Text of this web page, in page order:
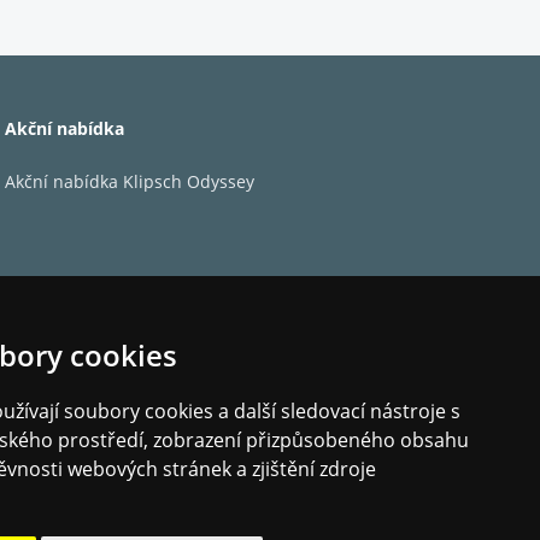
cookies
soubory cookies a další sledovací nástroje s
prostředí, zobrazení přizpůsobeného obsahu
webových stránek a zjištění zdroje
ovladače, aplikace Sonos nebo
máte doma Amazon Echo nebo Google
nebo si užijte pohodlí multiroom poslechu ve
Akční nabídka
Akční nabídka Klipsch Odyssey